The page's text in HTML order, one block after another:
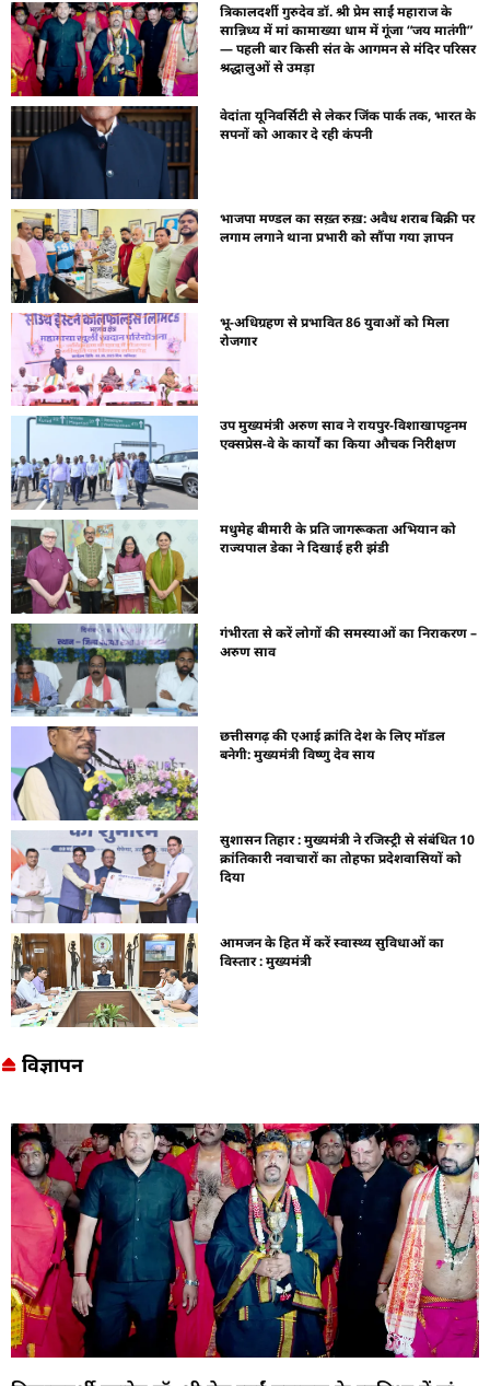
त्रिकालदर्शी गुरुदेव डॉ. श्री प्रेम साईं महाराज के
सान्निध्य में मां कामाख्या धाम में गूंजा “जय मातंगी”
— पहली बार किसी संत के आगमन से मंदिर परिसर
श्रद्धालुओं से उमड़ा
वेदांता यूनिवर्सिटी से लेकर जिंक पार्क तक, भारत के
सपनों को आकार दे रही कंपनी
भाजपा मण्डल का सख़्त रुख़: अवैध शराब बिक्री पर
लगाम लगाने थाना प्रभारी को सौंपा गया ज्ञापन
भू-अधिग्रहण से प्रभावित 86 युवाओं को मिला
रोजगार
उप मुख्यमंत्री अरुण साव ने रायपुर-विशाखापट्टनम
एक्सप्रेस-वे के कार्यों का किया औचक निरीक्षण
मधुमेह बीमारी के प्रति जागरूकता अभियान को
राज्यपाल डेका ने दिखाई हरी झंडी
गंभीरता से करें लोगों की समस्याओं का निराकरण –
अरुण साव
छत्तीसगढ़ की एआई क्रांति देश के लिए मॉडल
बनेगी: मुख्यमंत्री विष्णु देव साय
सुशासन तिहार : मुख्यमंत्री ने रजिस्ट्री से संबंधित 10
क्रांतिकारी नवाचारों का तोहफा प्रदेशवासियों को
दिया
आमजन के हित में करें स्वास्थ्य सुविधाओं का
विस्तार : मुख्यमंत्री
विज्ञापन